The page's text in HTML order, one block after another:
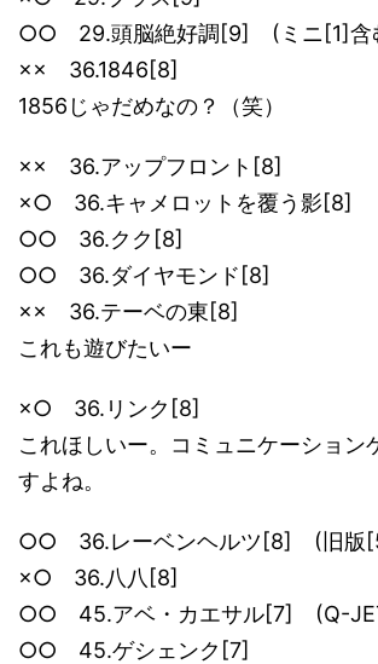
○○ 29.頭脳絶好調[9] (ミニ[1]含
×× 36.1846[8]
1856じゃだめなの？（笑）
×× 36.アップフロント[8]
×○ 36.キャメロットを覆う影[8]
○○ 36.クク[8]
○○ 36.ダイヤモンド[8]
×× 36.テーベの東[8]
これも遊びたいー
×○ 36.リンク[8]
これほしいー。コミュニケーション
すよね。
○○ 36.レーベンヘルツ[8] (旧版
×○ 36.八八[8]
○○ 45.アベ・カエサル[7] (Q-
○○ 45.ゲシェンク[7]